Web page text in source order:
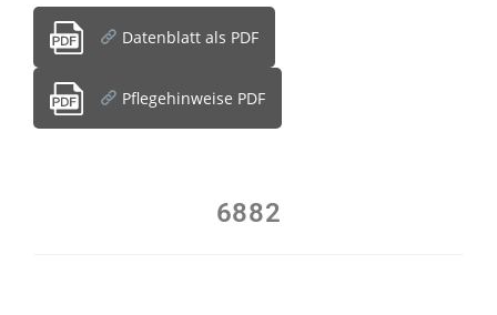
Datenblatt als PDF
Pflegehinweise PDF
6882